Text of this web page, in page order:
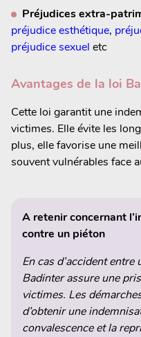
Préjudices extra-
préjudice esthétique,
préjudice sexuel etc
Avantages de la loi
Cette loi garantit une
victimes. Elle évite les
plus, elle favorise une
souvent vulnérables face
A retenir concernant
contre un piéton
En cas d’accident
Badinter assure une
victimes. Les
d’obtenir une
convalescence et la